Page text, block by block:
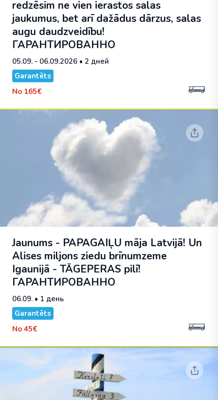
redzēsim ne vien ierastos salas
jaukumus, bet arī dažādus dārzus, salas
augu daudzveidību!
ГАРАНТИРОВАННО
05.09. - 06.09.2026 • 2 дней
Garantēts
No 165€
Jaunums - PAPAGAIĻU māja Latvijā! Un
Alises miljons ziedu brīnumzeme
Igaunijā - TĀGEPERAS pilī!
ГАРАНТИРОВАННО
06.09. • 1 день
Garantēts
No 45€